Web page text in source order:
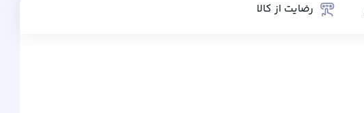
رضایت از کالا